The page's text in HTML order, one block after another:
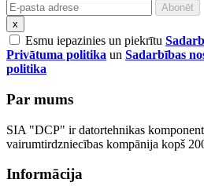
x
Esmu iepazinies un piekrītu
Privātuma politika un Sadarbības
politika
Par mums
SIA "DCP" ir datortehnikas
vairumtirdzniecības kompānija kopš
Informācija